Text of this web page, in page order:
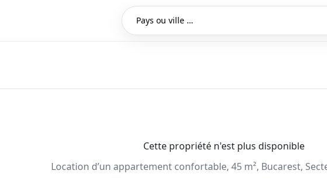
Pays ou ville …
Cette propriété n'est plus disponible
Location d’un appartement confortable, 45 m², Bucarest,